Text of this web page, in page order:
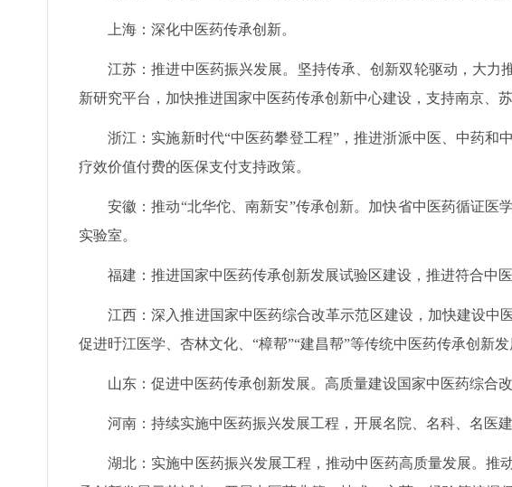
上海：深化中医药传承创新。
江苏：推进中医药振兴发展。坚持传承、创新双轮驱动，大力
新研究平台，加快推进国家中医药传承创新中心建设，支持南京、
浙江：实施新时代“中医药攀登工程”，推进浙派中医、中药和
疗效价值付费的医保支付支持政策。
安徽：推动“北华佗、南新安”传承创新。加快省中医药循证医
实验室。
福建：推进国家中医药传承创新发展试验区建设，推进符合中
江西：深入推进国家中医药综合改革示范区建设，加快建设中
促进旴江医学、杏林文化、“樟帮”“建昌帮”等传统中医药传承创新
山东：促进中医药传承创新发展。高质量建设国家中医药综合
河南：持续实施中医药振兴发展工程，开展名院、名科、名医
湖北：实施中医药振兴发展工程，推动中医药高质量发展。推